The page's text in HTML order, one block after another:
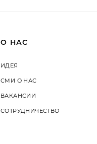
О НАС
ИДЕЯ
СМИ О НАС
ВАКАНСИИ
СОТРУДНИЧЕСТВО